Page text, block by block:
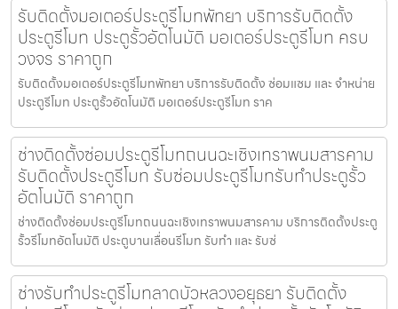
รับติดตั้งมอเตอร์ประตูรีโมทพัทยา บริการรับติดตั้ง
ประตูรีโมท ประตูรั้วอัตโนมัติ มอเตอร์ประตูรีโมท ครบ
วงจร ราคาถูก
รับติดตั้งมอเตอร์ประตูรีโมทพัทยา บริการรับติดตั้ง ซ่อมแซม และ จำหน่าย
ประตูรีโมท ประตูรั้วอัตโนมัติ มอเตอร์ประตูรีโมท ราค
ช่างติดตั้งซ่อมประตูรีโมทถนนฉะเชิงเทราพนมสารคาม
รับติดตั้งประตูรีโมท รับซ่อมประตูรีโมทรับทำประตูรั้ว
อัตโนมัติ ราคาถูก
ช่างติดตั้งซ่อมประตูรีโมทถนนฉะเชิงเทราพนมสารคาม บริการติดตั้งประตู
รั้วรีโมทอัตโนมัติ ประตูบานเลื่อนรีโมท รับทำ และ รับซ่
ช่างรับทำประตูรีโมทลาดบัวหลวงอยุธยา รับติดตั้ง